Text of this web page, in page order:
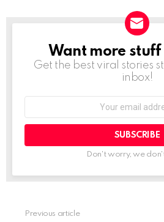
NEWSLETTER
Want more
Get the best viral stories
inbox!
Don't worry, we
Previous article